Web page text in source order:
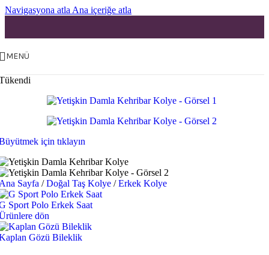
Navigasyona atla Ana içeriğe atla
MENÜ
için tıklayın
Sayfa / Doğal Taş Kolye / Erkek Kolye
Sport Polo Erkek Saat
dön
Gözü Bileklik